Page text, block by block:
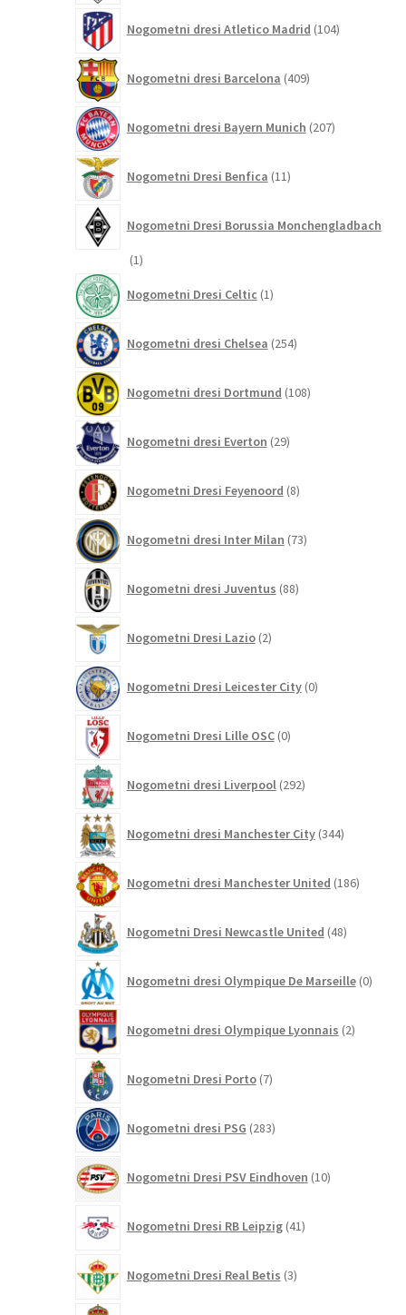
Nogometni dresi Atletico Madrid 104izdelki
Nogometni dresi Barcelona 409izdelkov
Nogometni dresi Bayern Munich 207izdelkov
Nogometni Dresi Benfica 11izdelkov
Nogometni Dresi Borussia Monchengladbach
11
Nogometni Dresi Celtic 1izdelek
Nogometni dresi Chelsea 254izdelkov
Nogometni dresi Dortmund 108izdelkov
Nogometni dresi Everton 29izdelkov
Nogometni Dresi Feyenoord 8izdelkov
Nogometni dresi Inter Milan 73izdelkov
Nogometni dresi Juventus 88izdelkov
Nogometni Dresi Lazio 2izdelka
Nogometni Dresi Leicester City 0izdelkov
Nogometni Dresi Lille OSC 0izdelkov
Nogometni dresi Liverpool 292izdelkov
Nogometni dresi Manchester City 344izdelkov
Nogometni dresi Manchester United 186izdelkov
Nogometni Dresi Newcastle United 48izdelkov
Nogometni dresi Olympique De Marseille 0
Nogometni dresi Olympique Lyonnais 2izdelka
Nogometni Dresi Porto 7izdelkov
Nogometni dresi PSG 283izdelkov
Nogometni Dresi PSV Eindhoven 10izdelkov
Nogometni Dresi RB Leipzig 41izdelkov
Nogometni Dresi Real Betis 3izdelki